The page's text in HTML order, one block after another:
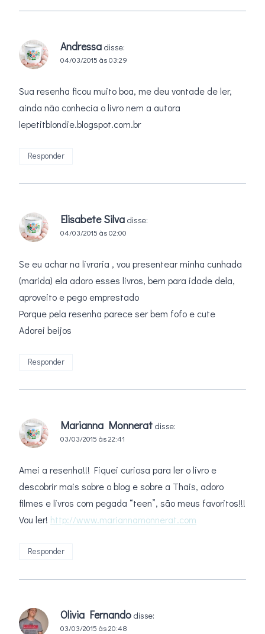
Andressa disse:
04/03/2015 às 03:29
Sua resenha ficou muito boa, me deu vontade de ler,
ainda não conhecia o livro nem a autora
lepetitblondie.blogspot.com.br
Responder
Elisabete Silva disse:
04/03/2015 às 02:00
Se eu achar na livraria , vou presentear minha cunhada
(marida) ela adoro esses livros, bem para idade dela,
aproveito e pego emprestado
Porque pela resenha parece ser bem fofo e cute
Adorei beijos
Responder
Marianna Monnerat disse:
03/03/2015 às 22:41
Amei a resenha!!! Fiquei curiosa para ler o livro e
descobrir mais sobre o blog e sobre a Thais, adoro
filmes e livros com pegada “teen”, são meus favoritos!!!
Vou ler! http://www.mariannamonnerat.com
Responder
Olivia Fernando disse:
03/03/2015 às 20:48